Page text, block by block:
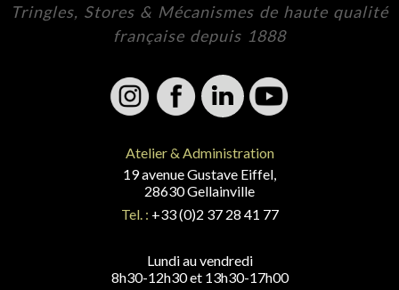
Tringles, Stores & Mécanismes de haute qualité
française depuis 1888
Atelier & Administration
19 avenue Gustave Eiffel,
28630 Gellainville
Tel. : +33 (0)2 37 28 41 77
Lundi au vendredi
8h30-12h30 et 13h30-17h00